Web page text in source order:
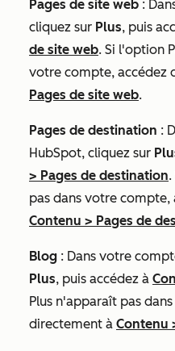
Pages de site web :
cliquez sur Plus, puis
de site web. Si l'option
votre compte, accédez
Pages de site web.
Pages de destination :
HubSpot, cliquez sur
> Pages de destination
pas dans votre
Contenu > Pages de
Blog : Dans votre
Plus, puis accédez à
Plus n'apparaît pas
directement à Contenu